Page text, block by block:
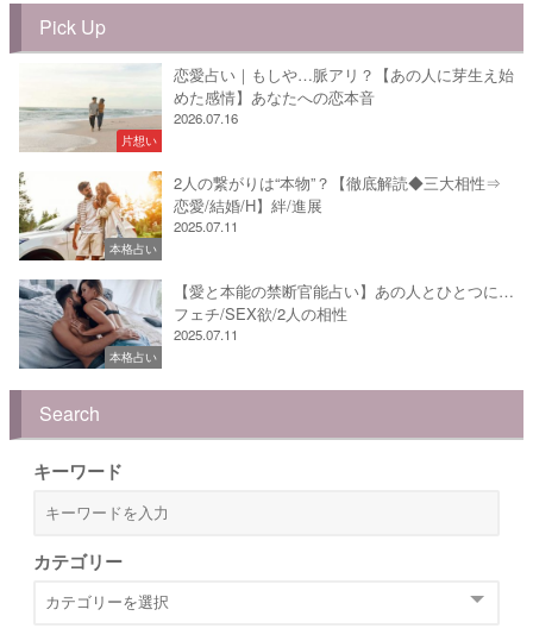
Pick Up
片想い
恋愛占い｜もしや…脈アリ？【あの人に芽生え始
めた感情】あなたへの恋本音
2026.07.16
本格占い
2人の繋がりは“本物”？【徹底解読◆三大相性⇒
恋愛/結婚/H】絆/進展
2025.07.11
本格占い
【愛と本能の禁断官能占い】あの人とひとつに…
フェチ/SEX欲/2人の相性
2025.07.11
Search
キーワード
カテゴリー